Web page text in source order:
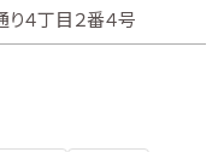
４丁目２番４号